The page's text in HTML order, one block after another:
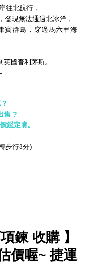
往北航行，
發現無法通過北冰洋，
賓群島，穿過馬六甲海
國普利茅斯。
售 ?
鑑定唷。
步行3分)
鍊 收購 】
價喔~ 捷運